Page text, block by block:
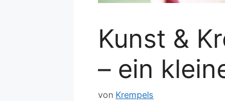
Kunst &
– ein
von Krempels